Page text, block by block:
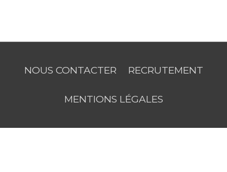
NOUS CONTACTER RECRUTEMENT
MENTIONS LÉGALES